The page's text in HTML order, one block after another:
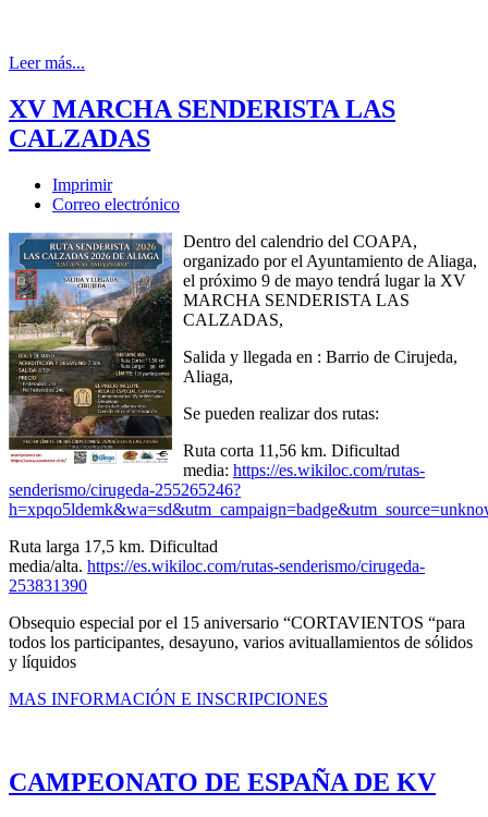
Leer más...
XV MARCHA SENDERISTA LAS
CALZADAS
Imprimir
Correo electrónico
Dentro del calendrio del COAPA,
organizado por el Ayuntamiento de Aliaga,
el próximo 9 de mayo tendrá lugar la XV
MARCHA SENDERISTA LAS
CALZADAS,
Salida y llegada en : Barrio de Cirujeda,
Aliaga,
Se pueden realizar dos rutas:
Ruta corta 11,56 km. Dificultad
media: https://es.wikiloc.com/rutas-
senderismo/cirugeda-255265246?
Ruta larga 17,5 km. Dificultad
media/alta. https://es.wikiloc.com/rutas-senderismo/cirugeda-
253831390
Obsequio especial por el 15 aniversario “CORTAVIENTOS “para
todos los participantes, desayuno, varios avituallamientos de sólidos
y líquidos
MAS INFORMACIÓN E INSCRIPCIONES
CAMPEONATO DE ESPAÑA DE KV